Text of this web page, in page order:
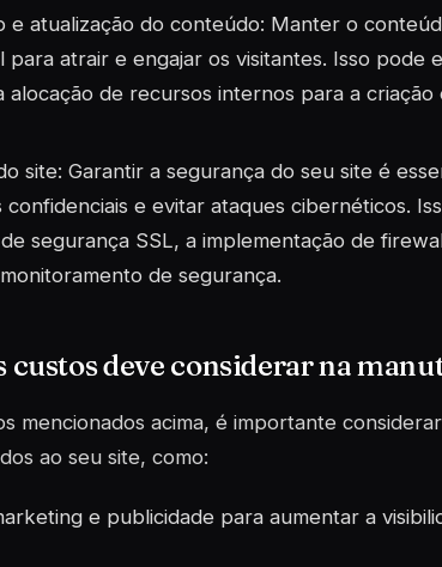
e atualização do conteúdo: Manter o
para atrair e engajar os visitantes. Isso pode
alocação de recursos internos para a
site: Garantir a segurança do seu site é
confidenciais e evitar ataques cibernéticos.
segurança SSL, a implementação de
de segurança.
custos deve considerar na
mencionados acima, é importante
ao seu site, como:
e publicidade para aumentar a